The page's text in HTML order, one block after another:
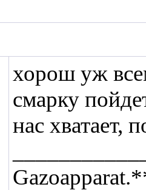
хорош уж
смарку
нас хватает,